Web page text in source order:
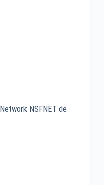
NSFNET de